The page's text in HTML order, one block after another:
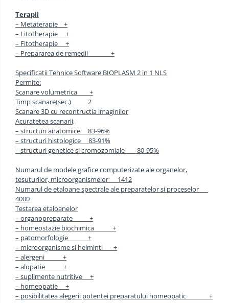
Terapii
– Metaterapie +
– Litotherapie +
– Fitotherapie +
– Prepararea de remedii +
Specificatii Tehnice Software BIOPLASM 2 in 1 NLS
Permite:
Scanare volumetrica +
Timp scanare(sec.) 2
Scanare 3D cu recontructia imaginilor
Acuratetea scanarii,
– structuri anatomice 83-96%
– structuri histologice 83-91%
– structuri genetice si cromozomiale 80-95%
Numarul de modele grafice computerizate ale organelor,
tesuturilor, microorganismelor 1412
Numarul de etaloane spectrale ale preparatelor si proceselor
4000
Testarea etaloanelor
– organopreparate +
– homeostazie biochimica +
– patomorfologie +
– microorganisme si helminti +
– alergeni +
– alopatie +
– suplimente nutritive +
– homeopatie +
– posibilitatea alegerii potentei preparatului homeopatic +